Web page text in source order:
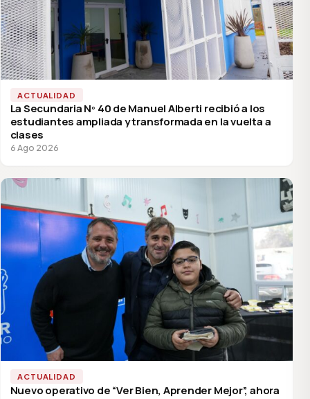
ACTUALIDAD
La Secundaria Nº 40 de Manuel Alberti recibió a los
estudiantes ampliada y transformada en la vuelta a
clases
6 Ago 2026
ACTUALIDAD
Nuevo operativo de “Ver Bien, Aprender Mejor”, ahora